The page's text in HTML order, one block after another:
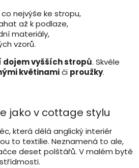
nejvýše ke stropu,
až k podlaze,
materiály,
vzorů.
dojem vyšších stropů. Skvěle
květinamiči proužky.
jako v cottage stylu
která dělá anglický interiér
to textilie. Neznamená to ale,
deset polštářů. V malém bytě